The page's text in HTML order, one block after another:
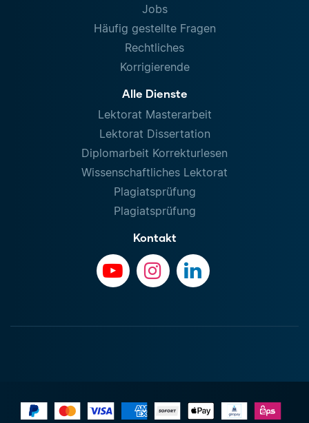
Jobs
Häufig gestellte Fragen
Rechtliches
Korrigierende
Alle Dienste
Lektorat Masterarbeit
Lektorat Dissertation
Diplomarbeit Korrekturlesen
Wissenschaftliches Lektorat
Plagiatsprüfung
Plagiatsprüfung
Kontakt